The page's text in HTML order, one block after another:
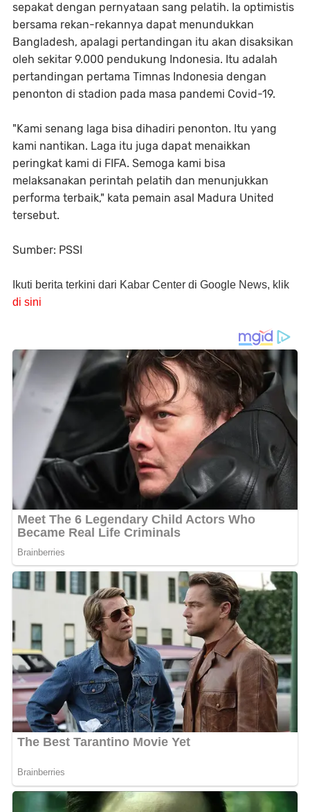
sepakat dengan pernyataan sang pelatih. Ia optimistis
bersama rekan-rekannya dapat menundukkan
Bangladesh, apalagi pertandingan itu akan disaksikan
oleh sekitar 9.000 pendukung Indonesia. Itu adalah
pertandingan pertama Timnas Indonesia dengan
penonton di stadion pada masa pandemi Covid-19.
"Kami senang laga bisa dihadiri penonton. Itu yang
kami nantikan. Laga itu juga dapat menaikkan
peringkat kami di FIFA. Semoga kami bisa
melaksanakan perintah pelatih dan menunjukkan
performa terbaik," kata pemain asal Madura United
tersebut.
Sumber: PSSI
Ikuti berita terkini dari Kabar Center di Google News, klik
di sini